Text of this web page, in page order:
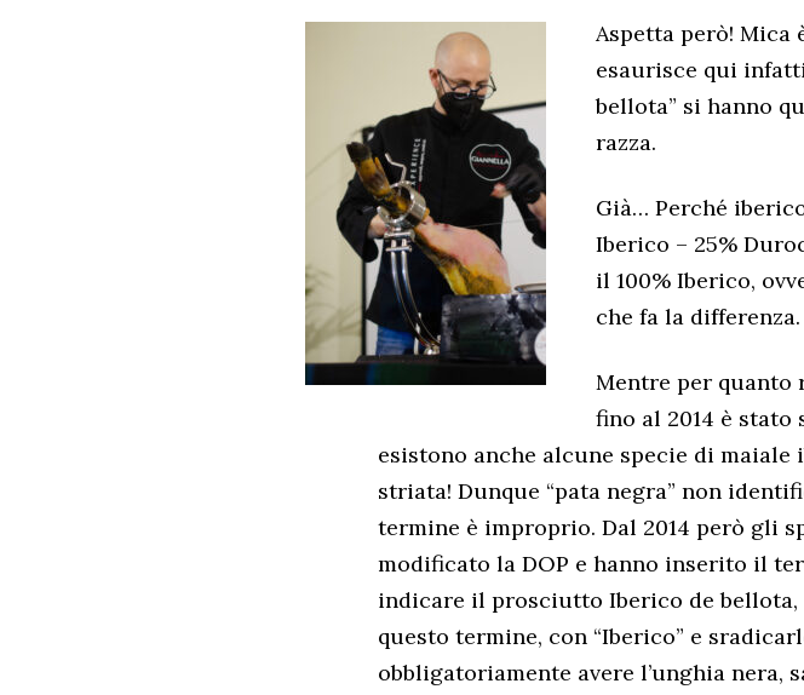
Aspetta però! Mica
esaurisce qui
bellota” si hanno
razza.
Già… Perché
Iberico – 25%
il 100% Iberico,
che fa la differenza.
Mentre per quanto
fino al 2014 è stato
esistono anche alcune specie di maiale
striata! Dunque “pata negra” non
termine è improprio. Dal 2014 però gli
modificato la DOP e hanno inserito il
indicare il prosciutto Iberico de
questo termine, con “Iberico” e
obbligatoriamente avere l’unghia nera,